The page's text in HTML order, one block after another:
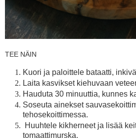
TEE NÄIN
Kuori ja paloittele bataatti,
Laita kasvikset kiehuvaan
Hauduta 30 minuuttia, kunnes
Soseuta ainekset
tehosekoittimessa.
Huuhtele kikherneet ja lisää
tomaattimurska.